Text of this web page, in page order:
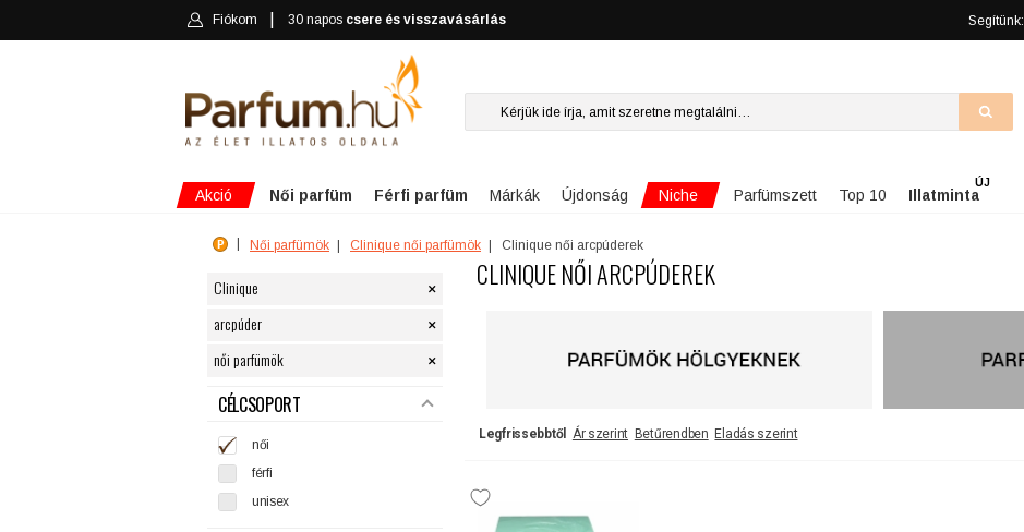
Fiókom 30 napos csere és visszavásárlás Segítünk:
Akció Női parfüm Férfi parfüm Márkák Újdonság Niche Parfümszett Top 10 Illatminta
ÚJ
Női parfümök Clinique női parfümök Clinique női arcpúderek
Clinique ×
arcpúder ×
női parfümök ×
SZŰRÉS
CÉLCSOPORT
női
férfi
unisex
CLINIQUE NŐI ARCPÚDEREK
Legfrissebbtől Ár szerint Betűrendben Eladás szerint